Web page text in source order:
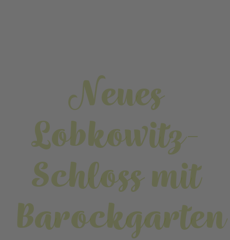
Neues
Lobkowitz-
Schloss mit
Barockgarten